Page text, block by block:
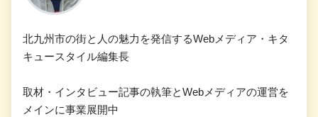
北九州市の街と人の魅力を発信するWebメディア・キタ
キュースタイル編集長
取材・インタビュー記事の執筆とWebメディアの運営を
メインに事業展開中